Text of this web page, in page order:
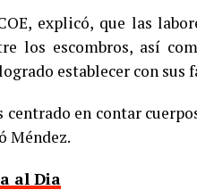
explicó, que las
los escombros, así
establecer con sus
centrado en contar
Méndez.
al Dia